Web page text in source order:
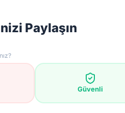
Paylaşın
Güvenli